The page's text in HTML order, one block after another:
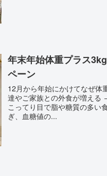
年末年始体重プラス
ペーン
12月から年始にかけてなぜ体重
達やご家族との外食が増える →塩分取り過ぎ、むくむ ②食べる食事が
こってり目で脂や糖質の多い食事になりか
ぎ、血糖値の...